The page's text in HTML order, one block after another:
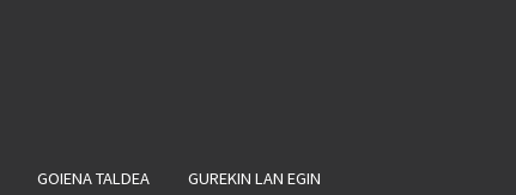
GOIENA TALDEA GUREKIN LAN EGIN